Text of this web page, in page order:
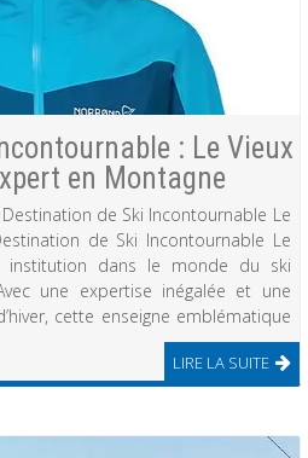
: Le Vieux
en Montagne
de Ski Incontournable Le
de Ski Incontournable Le
institution dans le monde du ski
une expertise inégalée et une
cette enseigne emblématique
LIRE LA SUITE